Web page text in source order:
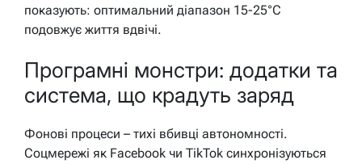
показують: оптимальний діапазон 15-25°C
подовжує життя вдвічі.
Програмні монстри: додатки та
система, що крадуть заряд
Фонові процеси – тихі вбивці автономності.
Соцмережі як Facebook чи TikTok синхронізуються